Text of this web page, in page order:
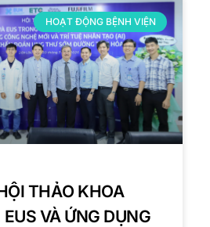
HOẠT ĐỘNG BỆNH VIỆN
THẢO KHOA
VÀ ỨNG DỤNG